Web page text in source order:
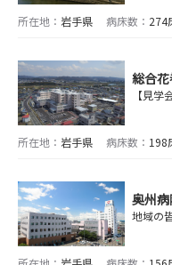
所在地： 岩手県 病床数： 274
総合
所在地： 岩手県 病床数： 198
奥州